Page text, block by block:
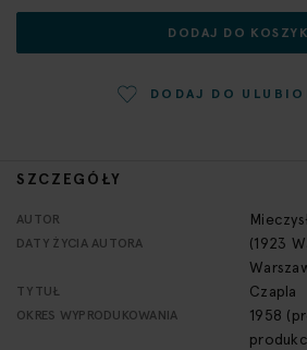
SZCZEGÓŁY
Więcej
informacji
AUTOR
DATY ŻYCIA AUTORA
(1923
TYTUŁ Czapla
OKRES WYPRODUKOWANIA
1958
DODAJ DO
DODAJ DO